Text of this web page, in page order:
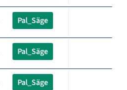
Pal_Säge
Pal_Säge
Pal_Säge